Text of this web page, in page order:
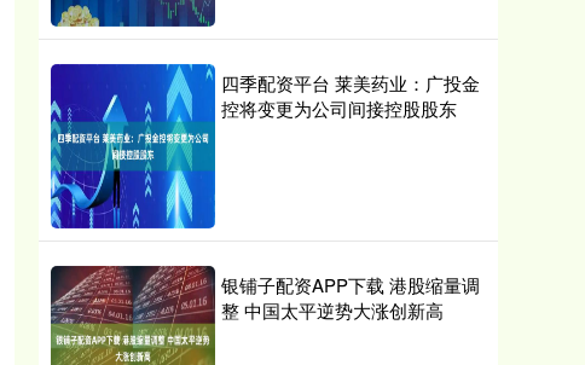
四季配资平台 莱美药业：广投金
控将变更为公司间接控股股东
银铺子配资APP下载 港股缩量调
整 中国太平逆势大涨创新高